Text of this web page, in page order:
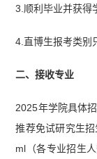
3.顺利毕业并获得
4.直博生报考类别
二、接收专业
2025年学院具体
推荐免试研究生
ml（各专业招生